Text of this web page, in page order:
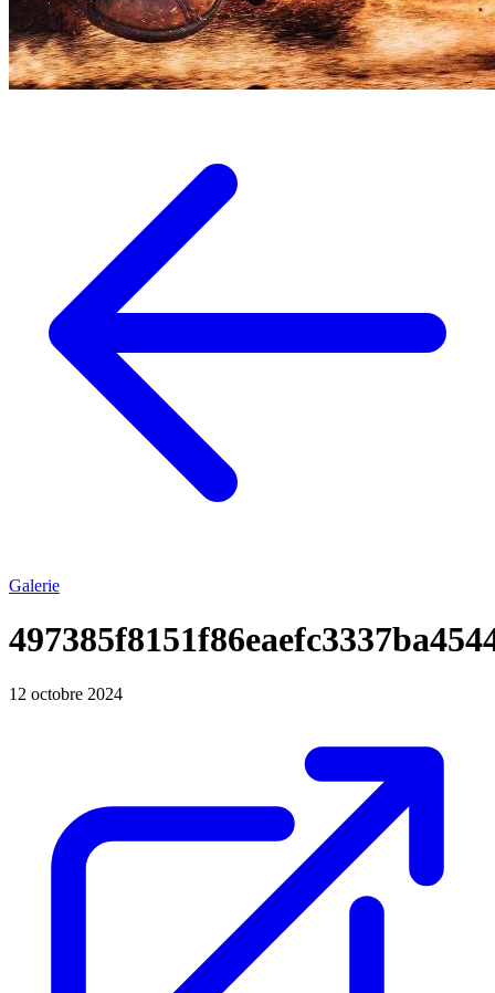
Galerie
12 octobre 2024